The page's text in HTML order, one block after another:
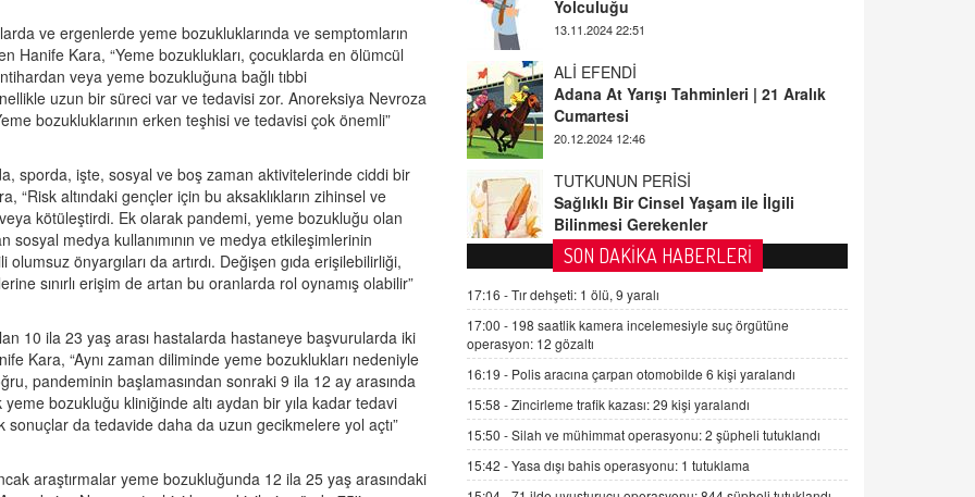
ve ergenlerde yeme bozukluklarında ve semptomların
Hanife Kara, “Yeme bozuklukları, çocuklarda en ölümcül
veya yeme bozukluğuna bağlı tıbbi
uzun bir süreci var ve tedavisi zor. Anoreksiya Nevroza
bozukluklarının erken teşhisi ve tedavisi çok önemli”
sporda, işte, sosyal ve boş zaman aktivitelerinde ciddi bir
“Risk altındaki gençler için bu aksaklıkların zihinsel ve
kötüleştirdi. Ek olarak pandemi, yeme bozukluğu olan
sosyal medya kullanımının ve medya etkileşimlerinin
önyargıları da artırdı. Değişen gıda erişilebilirliği,
sınırlı erişim de artan bu oranlarda rol oynamış olabilir”
10 ila 23 yaş arası hastalarda hastaneye başvurularda iki
Kara, “Aynı zaman diliminde yeme bozuklukları nedeniyle
pandeminin başlamasından sonraki 9 ila 12 ay arasında
bozukluğu kliniğinde altı aydan bir yıla kadar tedavi
da tedavide daha da uzun gecikmelere yol açtı”
araştırmalar yeme bozukluğunda 12 ila 25 yaş arasındaki
ALİ EFENDİ
Cumartesi
20.12.2024 12:46
TUTKUNUN PERİSİ
Bilinmesi Gerekenler
08.11.2024 13:16
FARUK ÖNALAN
Tezkere Onaylanmasaydı…
2 Kasım 2021 Salı 00:11
AV. DOĞAN CAN DOĞAN
Kişisel verilerin korunması ve dijital
hukukun gelişimi
15.09.2025 16:17
SEHER EREK
Kış Ayları Geldi, Hangi Önlemler
SON DAKİKA HABERLERİ
17:16 -Tır dehşeti: 1 ölü, 9 yaralı
17:00 - 198 saatlik kamera incelemesiyle suç örgütüne
operasyon: 12 gözaltı
16:19 - Polis aracına çarpan otomobilde 6 kişi yaralandı
15:58 -Zincirleme trafik kazası: 29 kişi yaralandı
15:50 -Silah ve mühimmat operasyonu: 2 şüpheli tutuklandı
15:42 -Yasa dışı bahis operasyonu: 1 tutuklama